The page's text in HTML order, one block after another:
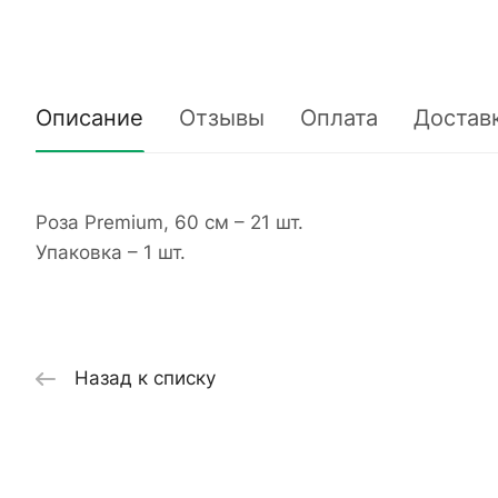
Описание Отзывы Оплата
Роза Premium, 60 см – 21 шт.
Упаковка – 1 шт.
Назад к списку